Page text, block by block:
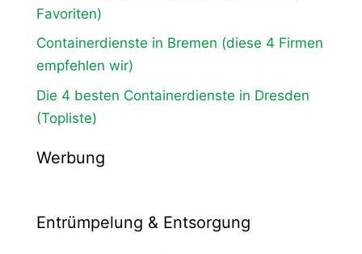
Favoriten)
Containerdienste in Bremen (diese 4 Firmen
empfehlen wir)
Die 4 besten Containerdienste in Dresden
(Topliste)
Werbung
Entrümpelung & Entsorgung